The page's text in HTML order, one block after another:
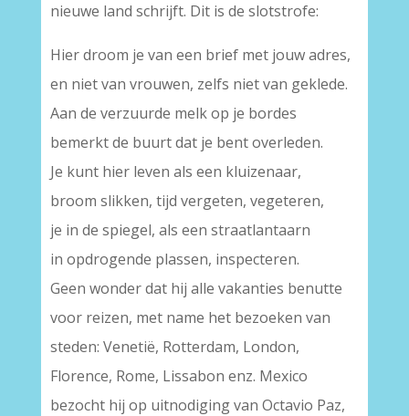
nieuwe land schrijft. Dit is de slotstrofe:
Hier droom je van een brief met jouw adres,
en niet van vrouwen, zelfs niet van geklede.
Aan de verzuurde melk op je bordes
bemerkt de buurt dat je bent overleden.
Je kunt hier leven als een kluizenaar,
broom slikken, tijd vergeten, vegeteren,
je in de spiegel, als een straatlantaarn
in opdrogende plassen, inspecteren.
Geen wonder dat hij alle vakanties benutte
voor reizen, met name het bezoeken van
steden: Venetië, Rotterdam, London,
Florence, Rome, Lissabon enz. Mexico
bezocht hij op uitnodiging van Octavio Paz,